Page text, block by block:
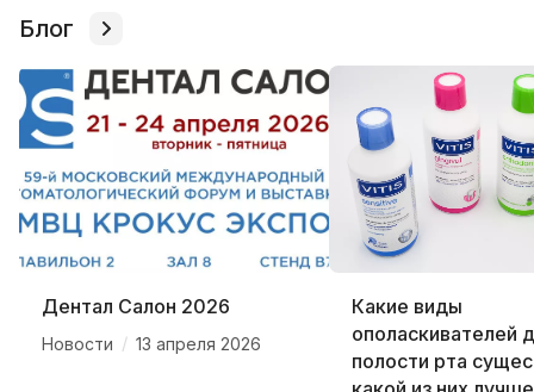
Блог
Дентал Салон 2026
Новости / 13 апреля 2026
Какие виды
ополаскивателей
полости рта